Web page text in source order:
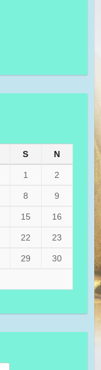
S N
1 2
8 9
15 16
22 23
29 30